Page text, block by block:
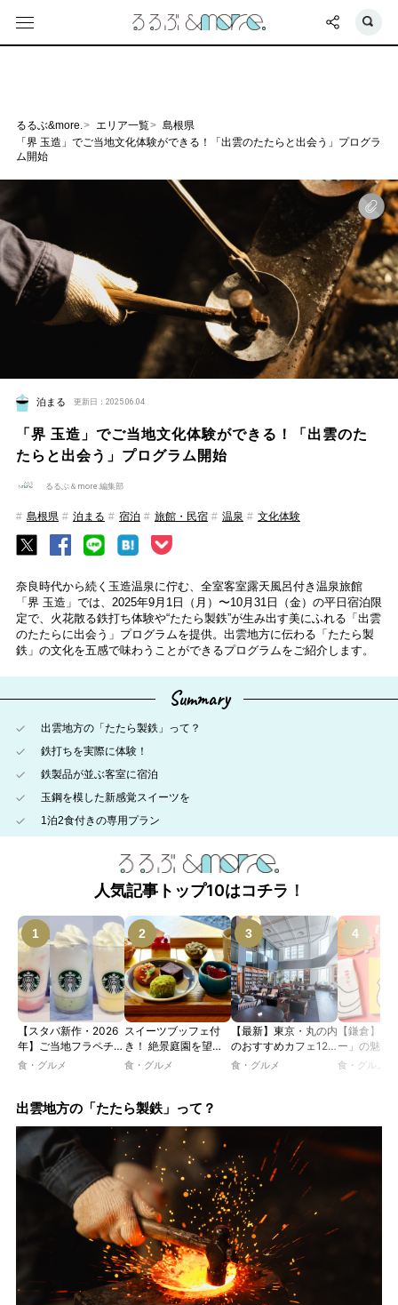
るるぶ&more. エリア一覧
島根県
「界 玉造」でご当地文化体験ができる！「出雲のたたらと出会う」プログラ
ム開始
泊まる 更新日：2025.06.04
「界 玉造」でご当地文化体験ができる！「出雲のた
たらと出会う」プログラム開始
るるぶ＆more.編集部
島根県 泊まる 宿泊 旅館・民宿 温泉 文化体験
奈良時代から続く玉造温泉に佇む、全室客室露天風呂付き温泉旅館
「界 玉造」では、2025年9月1日（月）〜10月31日（金）の平日宿泊限
定で、火花散る鉄打ち体験や“たたら製鉄”が生み出す美にふれる「出雲
のたたらに出会う」プログラムを提供。出雲地方に伝わる「たたら製
鉄」の文化を五感で味わうことができるプログラムをご紹介します。
Summary
出雲地方の「たたら製鉄」って？
鉄打ちを実際に体験！
鉄製品が並ぶ客室に宿泊
玉鋼を模した新感覚スイーツを
1泊2食付きの専用プラン
人気記事トップ10はコチラ！
【スタバ新作・2026
年】ご当地フラペチー
ノが新登場！ 地域と
JIMOTO
PROGRAM」が青
森・群馬・沖縄で始
動。6種類を飲んで実
食レポート
食・グルメ
スイーツブッフェ付
き！ 絶景庭園を望む
ホテルレストランで味
ツトレンドVol.105】
食・グルメ
【最新】東京・丸の内
のおすすめカフェ12
選｜ひとりでゆったり
食・グルメ
【鎌倉】「
ー」の魅力
説！ 定番商
食・グルメ
出雲地方の「たたら製鉄」って？